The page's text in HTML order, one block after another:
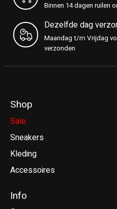
Binnen 14 dagen ruilen
Dezelfde dag
Maandag t/m Vrijdag
verzonden
Shop
Sale
Sneakers
Kleding
Accessoires
Info